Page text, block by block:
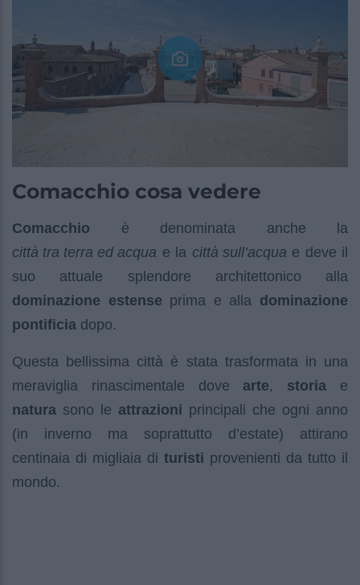
Comacchio cosa vedere
Comacchio è denominata anche la
città tra terra ed acqua e la città sull’acqua e deve il
suo attuale splendore architettonico alla
dominazione estense prima e alla dominazione
pontificia dopo.
Questa bellissima città è stata trasformata in una
meraviglia rinascimentale dove arte, storia e
natura sono le attrazioni principali che ogni anno
(in inverno ma soprattutto d’estate) attirano
centinaia di migliaia di turisti provenienti da tutto il
mondo.